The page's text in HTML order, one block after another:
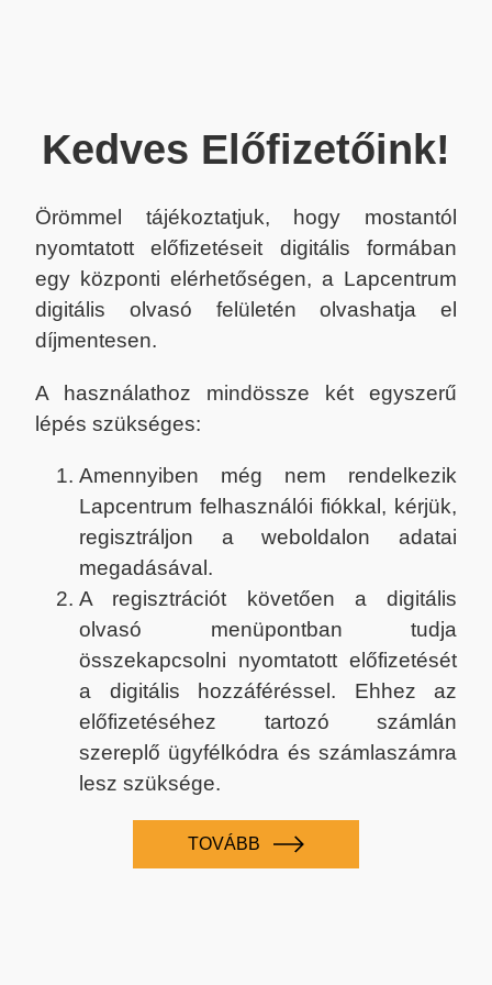
Kedves Előfizetőink!
Örömmel tájékoztatjuk, hogy mostantól
nyomtatott előfizetéseit digitális formában
egy központi elérhetőségen, a Lapcentrum
digitális olvasó felületén olvashatja el
díjmentesen.
A használathoz mindössze két egyszerű
lépés szükséges:
Amennyiben még nem rendelkezik
Lapcentrum felhasználói fiókkal, kérjük,
regisztráljon a weboldalon adatai
megadásával.
A regisztrációt követően a digitális
olvasó menüpontban tudja
összekapcsolni nyomtatott előfizetését
a digitális hozzáféréssel. Ehhez az
előfizetéséhez tartozó számlán
szereplő ügyfélkódra és számlaszámra
lesz szüksége.
TOVÁBB